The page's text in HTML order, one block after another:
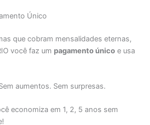
Único
que cobram mensalidades eternas,
você faz um pagamento único e usa
aumentos. Sem surpresas.
economiza em 1, 2, 5 anos sem